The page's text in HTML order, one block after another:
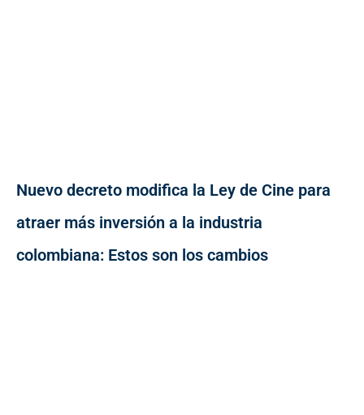
Nuevo decreto modifica la Ley de Cine para
atraer más inversión a la industria
colombiana: Estos son los cambios